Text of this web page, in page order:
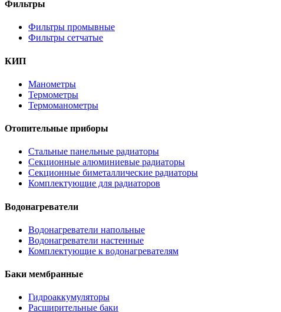
Фильтры
Фильтры промывные
Фильтры сетчатые
КИП
Манометры
Термометры
Термоманометры
Отопительные приборы
Стальные панельные радиаторы
Секционные алюминиевые радиаторы
Секционные биметаллические радиаторы
Комплектующие для радиаторов
Водонагреватели
Водонагреватели напольные
Водонагреватели настенные
Комплектующие к водонагревателям
Баки мембранные
Гидроаккумуляторы
Расширительные баки